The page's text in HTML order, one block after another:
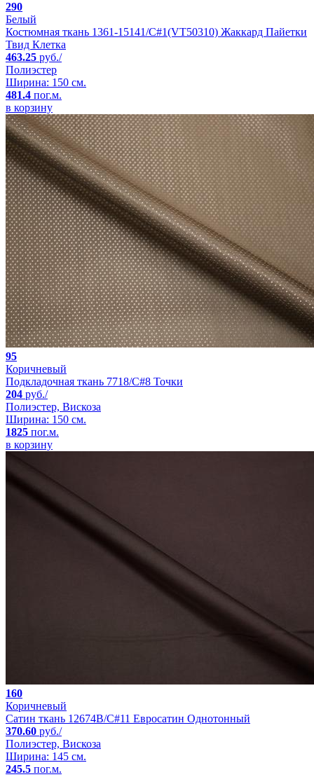
290
Белый
Костюмная ткань 1361-15141/C#1(VT50310) Жаккард Пайетки
Твид Клетка
463.25 руб./
Полиэстер
Ширина: 150 см.
481.4 пог.м.
в корзину
95
Коричневый
Подкладочная ткань 7718/C#8 Точки
204 руб./
Полиэстер, Вискоза
Ширина: 150 см.
1825 пог.м.
в корзину
160
Коричневый
Сатин ткань 12674B/C#11 Евросатин Однотонный
370.60 руб./
Полиэстер, Вискоза
Ширина: 145 см.
245.5 пог.м.